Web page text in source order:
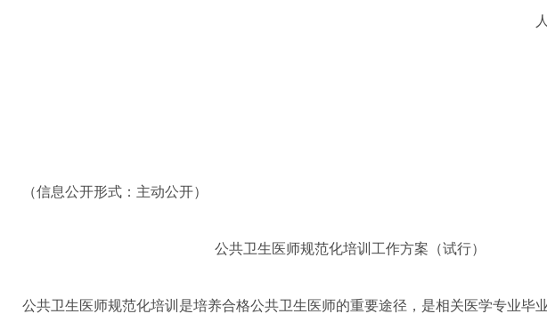
（信息公开形式：主动公开）
公共卫生医师规范化培训工作方案（试行）
公共卫生医师规范化培训是培养合格公共卫生医师的重要途径，是相关医学专业毕业